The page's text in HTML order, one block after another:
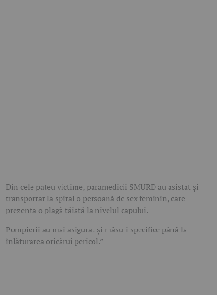
Din cele pateu victime, paramedicii SMURD au asistat și
transportat la spital o persoană de sex feminin, care
prezenta o plagă tăiată la nivelul capului.
Pompierii au mai asigurat și măsuri specifice până la
înlăturarea oricărui pericol.”